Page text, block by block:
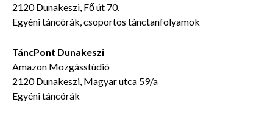
2120 Dunakeszi, Fő út 70.
Egyéni táncórák, csoportos tánctanfolyamok
TáncPont Dunakeszi
Amazon Mozgásstúdió
2120 Dunakeszi, Magyar utca 59/a
Egyéni táncórák